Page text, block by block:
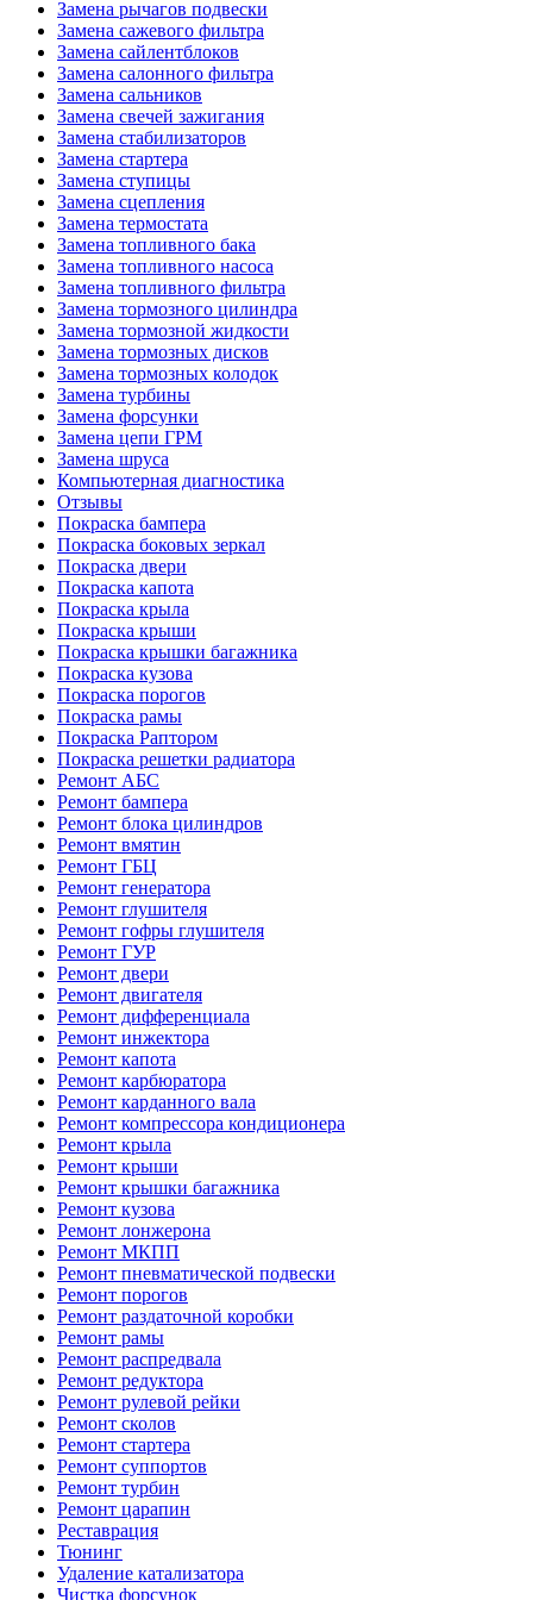
Замена рычагов подвески
Замена сажевого фильтра
Замена сайлентблоков
Замена салонного фильтра
Замена сальников
Замена свечей зажигания
Замена стабилизаторов
Замена стартера
Замена ступицы
Замена сцепления
Замена термостата
Замена топливного бака
Замена топливного насоса
Замена топливного фильтра
Замена тормозного цилиндра
Замена тормозной жидкости
Замена тормозных дисков
Замена тормозных колодок
Замена турбины
Замена форсунки
Замена цепи ГРМ
Замена шруса
Компьютерная диагностика
Отзывы
Покраска бампера
Покраска боковых зеркал
Покраска двери
Покраска капота
Покраска крыла
Покраска крыши
Покраска крышки багажника
Покраска кузова
Покраска порогов
Покраска рамы
Покраска Раптором
Покраска решетки радиатора
Ремонт АБС
Ремонт бампера
Ремонт блока цилиндров
Ремонт вмятин
Ремонт ГБЦ
Ремонт генератора
Ремонт глушителя
Ремонт гофры глушителя
Ремонт ГУР
Ремонт двери
Ремонт двигателя
Ремонт дифференциала
Ремонт инжектора
Ремонт капота
Ремонт карбюратора
Ремонт карданного вала
Ремонт компрессора кондиционера
Ремонт крыла
Ремонт крыши
Ремонт крышки багажника
Ремонт кузова
Ремонт лонжерона
Ремонт МКПП
Ремонт пневматической подвески
Ремонт порогов
Ремонт раздаточной коробки
Ремонт рамы
Ремонт распредвала
Ремонт редуктора
Ремонт рулевой рейки
Ремонт сколов
Ремонт стартера
Ремонт суппортов
Ремонт турбин
Ремонт царапин
Реставрация
Тюнинг
Удаление катализатора
Чистка форсунок